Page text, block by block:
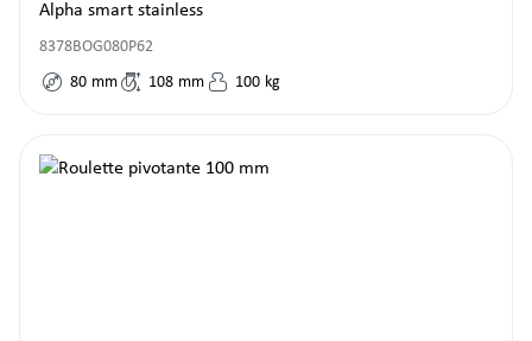
Alpha smart stainless
8378BOG080P62
80 mm 108 mm 100 kg